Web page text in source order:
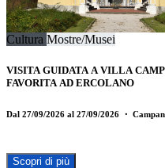
Cultura Mostre/Musei
VISITA GUIDATA A VILLA
FAVORITA AD ERCOLANO
Dal 27/09/2026 al 27/09/2026 ・
Scopri di più